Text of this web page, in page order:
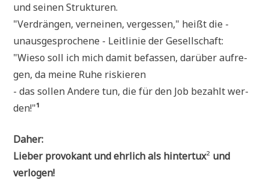
und sei­nen Strukturen.
"Ver­drän­gen, ver­nei­nen, ver­ges­sen," heißt die -
unaus­ge­spro­che­ne - Leit­li­nie der Gesellschaft:
"Wie­so soll ich mich damit befas­sen, dar­über auf­re­
gen, da mei­ne Ruhe riskieren
- das sol­len Ande­re tun, die für den Job bezahlt wer­
den!"¹
Daher:
Lie­ber pro­vo­kant und ehr­lich als hin­ter­tux² und
verlogen!